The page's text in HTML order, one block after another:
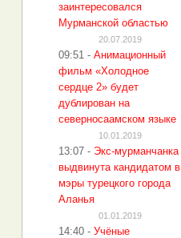
заинтересовался
Мурманской областью
20.07.2019
09:51 - Анимационный
фильм «Холодное
сердце 2» будет
дублирован на
северносаамском языке
10.01.2019
13:07 - Экс-мурманчанка
выдвинута кандидатом в
мэры турецкого города
Аланья
01.01.2019
14:40 - Учёные